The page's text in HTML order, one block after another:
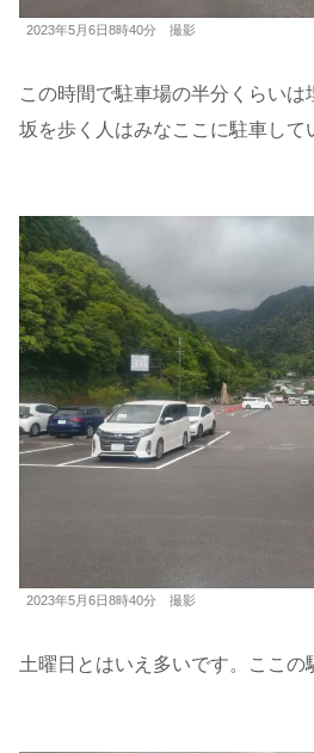
2023年5月6日8時40分 撮影
この時間で駐車場の半分くらいは
坂を歩く人はみなここに駐車して
2023年5月6日8時40分 撮影
土曜日とはいえ多いです。ここの